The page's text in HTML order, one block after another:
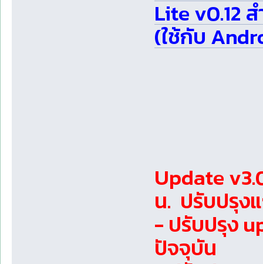
Lite v0.12
(ใช้กับ
Update
น. ปรับปรุง
- ปรับปรุง
ปัจจุบัน